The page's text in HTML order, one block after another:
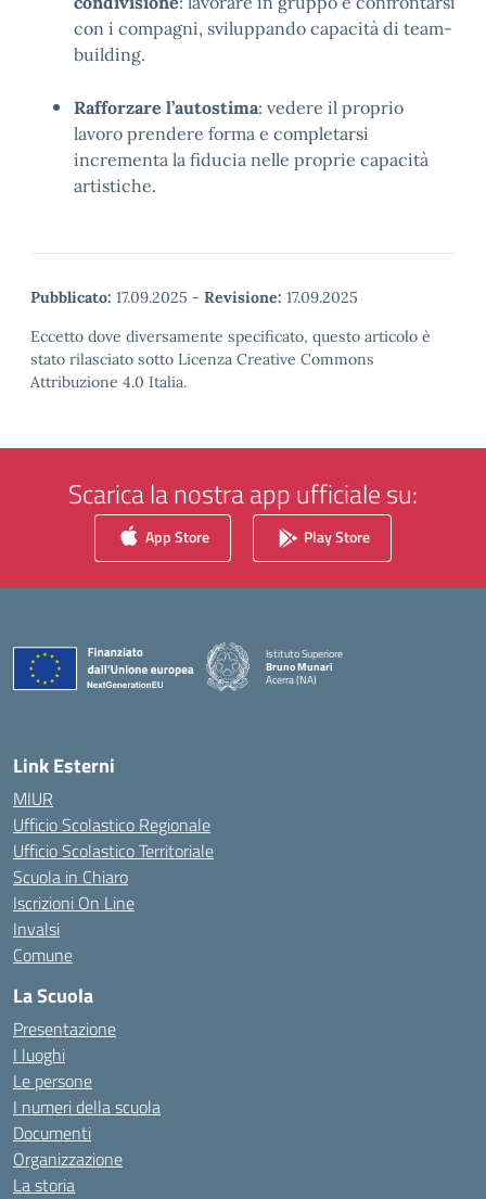
con i compagni, sviluppando capacità di team-
building.
Rafforzare l’autostima: vedere il proprio
lavoro prendere forma e completarsi
incrementa la fiducia nelle proprie capacità
artistiche.
Pubblicato: 17.09.2025 - Revisione: 17.09.2025
Eccetto dove diversamente specificato, questo articolo è
stato rilasciato sotto Licenza Creative Commons
Attribuzione 4.0 Italia.
Scarica la nostra app ufficiale su:
App Store Play Store
Istituto Superiore
Bruno Munari
Acerra (NA)
Link Esterni
MIUR
Ufficio Scolastico Regionale
Ufficio Scolastico Territoriale
Scuola in Chiaro
Iscrizioni On Line
Invalsi
Comune
La Scuola
Presentazione
I luoghi
Le persone
I numeri della scuola
Documenti
Organizzazione
La storia